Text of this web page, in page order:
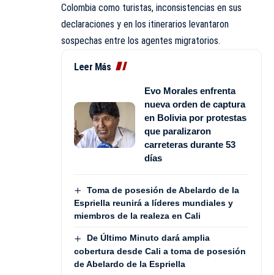
Colombia como turistas, inconsistencias en sus
declaraciones y en los itinerarios levantaron
sospechas entre los agentes migratorios.
Leer Más
Evo Morales enfrenta
nueva orden de captura
en Bolivia por protestas
que paralizaron
carreteras durante 53
días
Toma de posesión de Abelardo de la
Espriella reunirá a líderes mundiales y
miembros de la realeza en Cali
De Último Minuto dará amplia
cobertura desde Cali a toma de posesión
de Abelardo de la Espriella